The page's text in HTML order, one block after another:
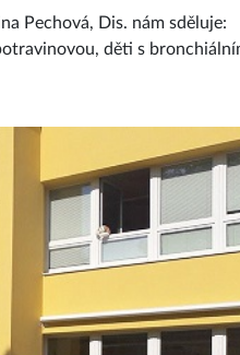
Pechová, Dis. nám sděluje:
děti s